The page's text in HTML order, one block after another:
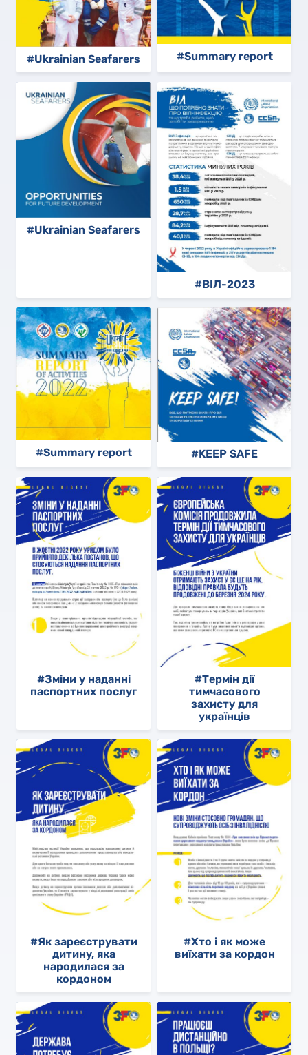
#Ukrainian Seafarers #Summary report
#Ukrainian Seafarers
#ВІЛ-2023
#Summary report #KEEP SAFE
#Зміни у наданні
паспортних послуг
#Термін дії
тимчасового
захисту для
українців
#Як зареєструвати
дитину, яка
народилася за
кордоном
#Хто і як може
виїхати за кордон